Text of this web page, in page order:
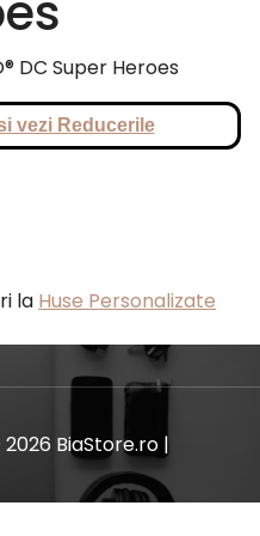
DC Super Heroes
vezi Reducerile
la Huse Personalizate
BiaStore.ro |